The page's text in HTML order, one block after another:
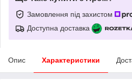
Замовлення під захистом
Доступна доставка
Опис Характеристики